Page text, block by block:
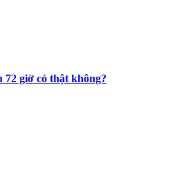
giờ có thật không?